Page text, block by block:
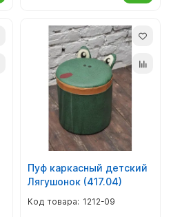
Пуф каркасный детский
Лягушонок (417.04)
1212-09